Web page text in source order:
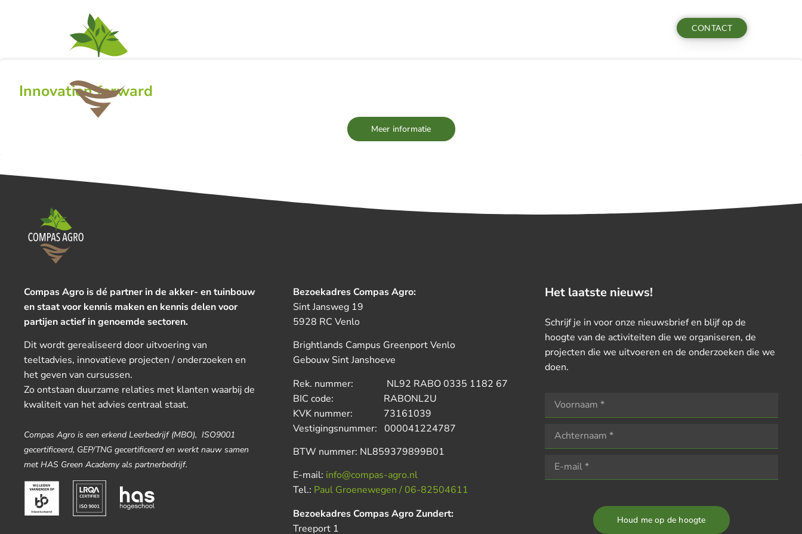
CONTACT
Innovation forward
Meer informatie
Compas Agro is dé partner in de akker- en tuinbouw
en staat voor kennis maken en kennis delen voor
partijen actief in genoemde sectoren.
Dit wordt gerealiseerd door uitvoering van
teeltadvies, innovatieve projecten / onderzoeken en
het geven van cursussen.
Zo ontstaan duurzame relaties met klanten waarbij de
kwaliteit van het advies centraal staat.
Compas Agro is een erkend Leerbedrijf (MBO), ISO9001
gecertificeerd, GEP/TNG gecertificeerd en werkt nauw samen
met HAS Green Academy als partnerbedrijf.
Bezoekadres Compas Agro:
Sint Jansweg 19
5928 RC Venlo
Brightlands Campus Greenport Venlo
Gebouw Sint Janshoeve
Rek. nummer: NL92 RABO 0335 1182 67
BIC code: RABONL2U
KVK nummer: 73161039
Vestigingsnummer: 000041224787
BTW nummer: NL859379899B01
E-mail: info@compas-agro.nl
Tel.: Paul Groenewegen / 06-82504611
Bezoekadres Compas Agro Zundert:
Treeport 1
Het laatste nieuws!
Schrijf je in voor onze nieuwsbrief en blijf op de
hoogte van de activiteiten die we organiseren, de
projecten die we uitvoeren en de onderzoeken die we
doen.
Houd me op de hoogte